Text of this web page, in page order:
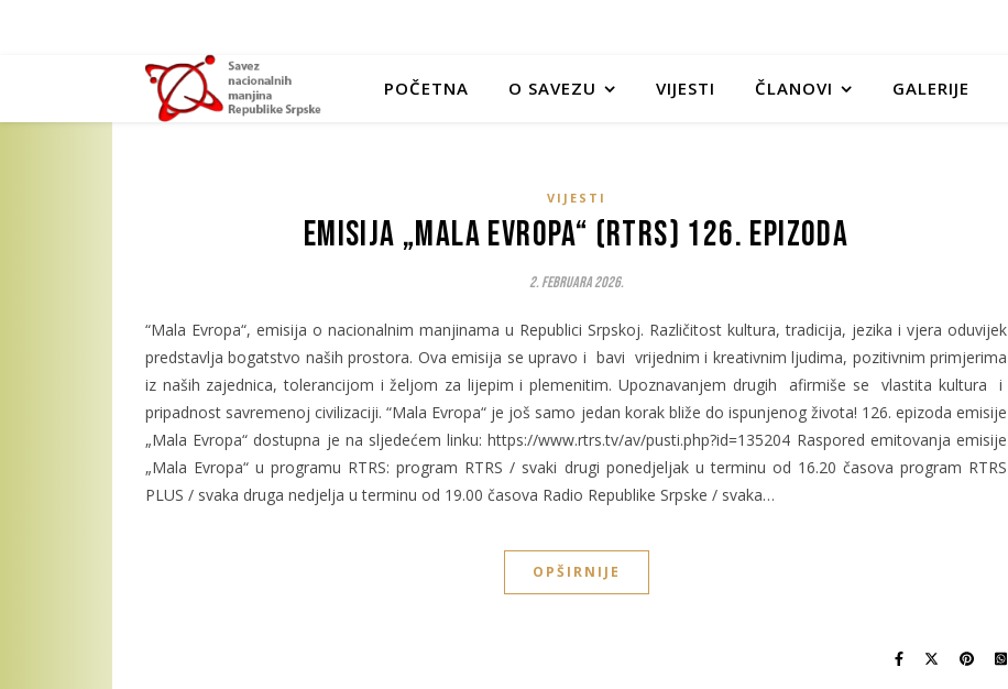
POČETNA O SAVEZU VIJESTI ČLANOVI GALERIJE
VIJESTI
Emisija „Mala Evropa“ (RTRS) 126. epizoda
2. Februara 2026.
“Mala Evropa“, emisija o nacionalnim manjinama u Republici Srpskoj. Različitost kultura, tradicija, jezika i vjera oduvijek
predstavlja bogatstvo naših prostora. Ova emisija se upravo i bavi vrijednim i kreativnim ljudima, pozitivnim primjerima
iz naših zajednica, tolerancijom i željom za lijepim i plemenitim. Upoznavanjem drugih afirmiše se vlastita kultura i
pripadnost savremenoj civilizaciji. “Mala Evropa“ je još samo jedan korak bliže do ispunjenog života! 126. epizoda emisije
„Mala Evropa“ dostupna je na sljedećem linku: https://www.rtrs.tv/av/pusti.php?id=135204 Raspored emitovanja emisije
„Mala Evropa“ u programu RTRS: program RTRS / svaki drugi ponedjeljak u terminu od 16.20 časova program RTRS
PLUS / svaka druga nedjelja u terminu od 19.00 časova Radio Republike Srpske / svaka…
OPŠIRNIJE